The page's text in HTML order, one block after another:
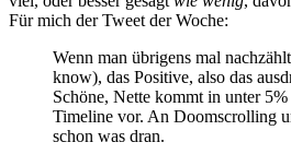
Für mich der Tweet der Woche:
Wenn man übrigens mal
know), das Positive, also das
Schöne, Nette kommt in unter
Timeline vor. An Doomscrolling
schon was dran.